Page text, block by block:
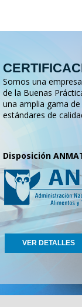
Somos una
de la Buenas
una amplia gama
estándares de
Disposición
VER DETALLES